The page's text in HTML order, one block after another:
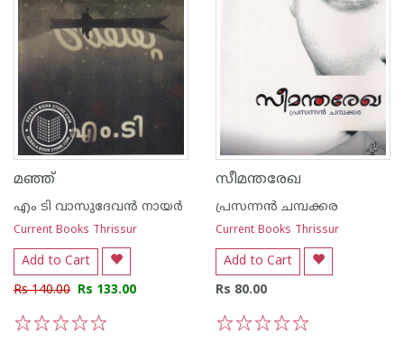
മഞ്ഞ്
എം ടി വാസുദേവന്‍ നായര്‍
Current Books Thrissur
Add to Cart
Rs 140.00 Rs 133.00
സീമന്തരേഖ
പ്രസന്നന്‍ ചമ്പക്കര
Current Books Thrissur
Add to Cart
Rs 80.00